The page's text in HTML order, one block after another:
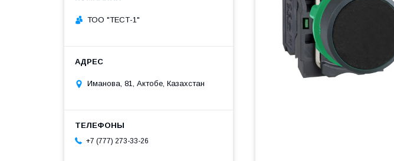
ТОО "ТЕСТ-1"
Иманова, 81, Актобе, Казахстан
+7 (777) 273-33-26